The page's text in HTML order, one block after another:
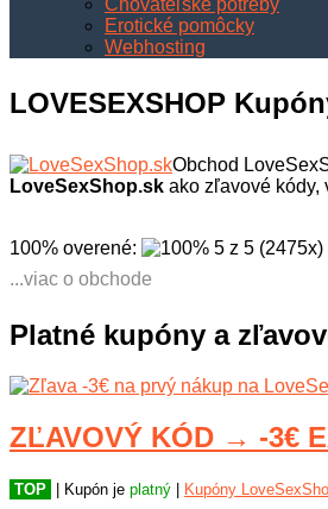
Chovateľské potreby
Erotické pomôcky
Webhosting
LOVESEXSHOP
Obchod
LoveSexShop.sk ako zľavové kódy,
100% overené: 5 z 5 (2475x)
Eshop LoveSexShop.sk ponúka
bielizeň, pánsku spodnú erotickú
...viac o obchode
Platné kupóny a
ZĽAVOVÝ KÓD → -3€
TOP | Kupón je platný | Kupóny